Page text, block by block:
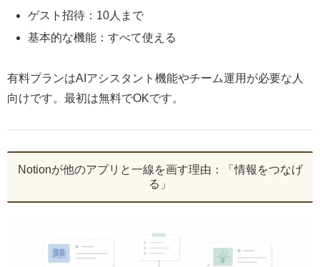
ゲスト招待：10人まで
基本的な機能：すべて使える
有料プランはAIアシスタント機能やチーム運用が必要な人
向けです。最初は無料でOKです。
Notionが他のアプリと一線を画す理由：「情報をつなげ
る」